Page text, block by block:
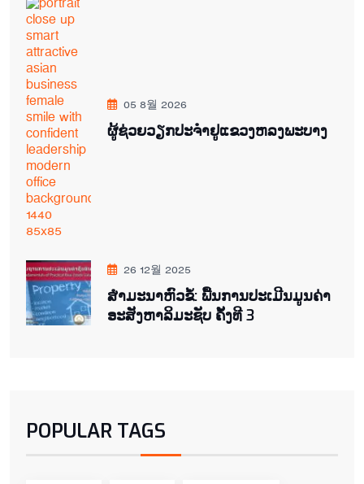
05 8월 2026
ຜູ້ຊ່ວຍ​ວຽກປະ​ຈຳ​ຢູ​​ແຂວງຫລງ​ພະ​ບາງ
26 12월 2025
ສຳມະນາຫົວຂໍ້: ພື້ນການປະເມີນມູນຄ່າ
ອະສັງຫາລິມະຊັບ ຄັ້ງທີ 3
POPULAR TAGS